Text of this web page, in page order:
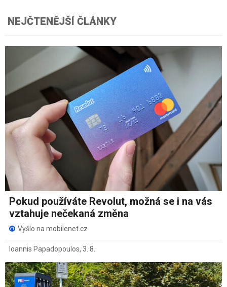
NEJČTENĚJŠÍ ČLÁNKY
Pokud používáte Revolut, možná se i na vás
vztahuje nečekaná změna
Vyšlo na mobilenet.cz
Ioannis Papadopoulos, 3. 8.